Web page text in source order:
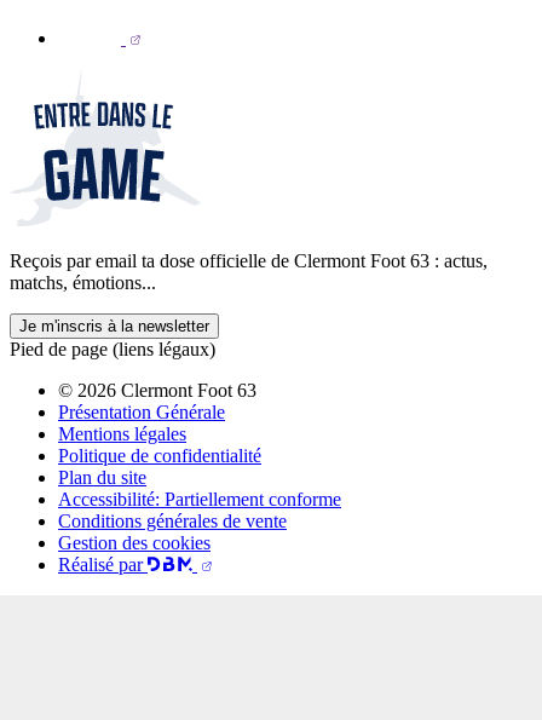
Reçois par email ta dose officielle de Clermont Foot 63 : actus,
matchs, émotions...
Je m'inscris à la newsletter
Pied de page (liens légaux)
© 2026 Clermont Foot 63
Présentation Générale
Mentions légales
Politique de confidentialité
Plan du site
Accessibilité: Partiellement conforme
Conditions générales de vente
Gestion des cookies
Réalisé par